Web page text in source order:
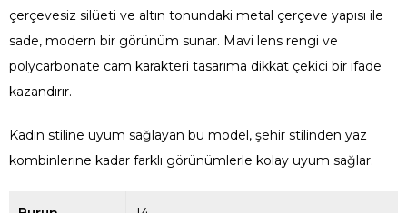
çerçevesiz silüeti ve altın tonundaki metal çerçeve yapısı ile
sade, modern bir görünüm sunar. Mavi lens rengi ve
polycarbonate cam karakteri tasarıma dikkat çekici bir ifade
kazandırır.
Kadın stiline uyum sağlayan bu model, şehir stilinden yaz
kombinlerine kadar farklı görünümlerle kolay uyum sağlar.